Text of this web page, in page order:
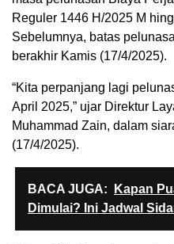
Reguler 1446 H/2025 M
Sebelumnya, batas
berakhir Kamis (17/4/2025).
“Kita perpanjang lagi
April 2025,” ujar Direktur
Muhammad Zain, dalam
(17/4/2025).
BACA JUGA:
Kapan
Dimulai? Ini Jadwal